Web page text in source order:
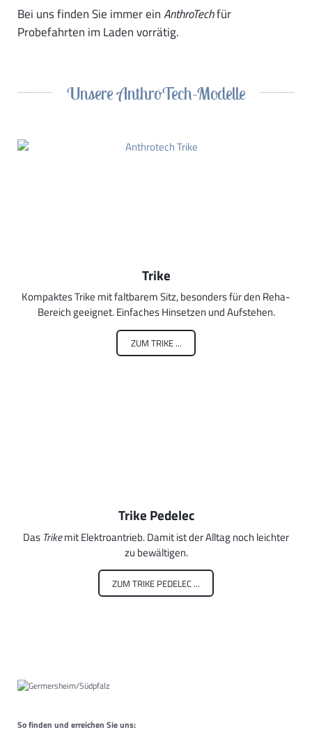
Bei uns finden Sie immer einAnthroTechfür
Probefahrten im Laden vorrätig.
Unsere AnthroTech-Modelle
Trike
Kompaktes Trike mit faltbarem Sitz, besonders für den Reha-
Bereich geeignet. Einfaches Hinsetzen und Aufstehen.
ZUM TRIKE ...
Trike Pedelec
Das Trikemit Elektroantrieb. Damit ist der Alltag noch leichter
zu bewältigen.
ZUM TRIKE PEDELEC ...
So finden und erreichen Sie uns: